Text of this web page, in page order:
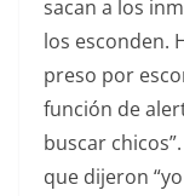
sacan a los
los esconden.
preso por
función de
buscar
que dijeron